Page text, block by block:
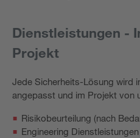
Dienstleistungen -
Projekt
Jede Sicherheits-Lösung wird
angepasst und im Projekt von
Risikobeurteilung (nach
Engineering